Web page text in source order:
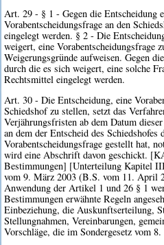
Art. 29 - § 1 - Gegen die Entscheidung
Vorabentscheidungsfrage an den
eingelegt werden. § 2 - Die
weigert, eine Vorabentscheidungsfrage
Weigerungsgründe aufweisen. Gegen
durch die es sich weigert, eine solche
Rechtsmittel eingelegt werden.
Art. 30 - Die Entscheidung, eine
Schiedshof zu stellen, setzt das
Verjährungsfristen ab dem Datum
an dem der Entscheid des Schiedshofes
Vorabentscheidungsfrage gestellt hat,
wird eine Abschrift davon geschickt.
Bestimmungen] [Unterteilung Kapitel
vom 9. März 2003 (B.S. vom 11.
Anwendung der Artikel 1 und 26 § 1
Bestimmungen erwähnte Regeln
Einbeziehung, die Auskunftserteilung,
Stellungnahmen, Vereinbarungen,
Vorschläge, die im Sondergesetz vom 8.